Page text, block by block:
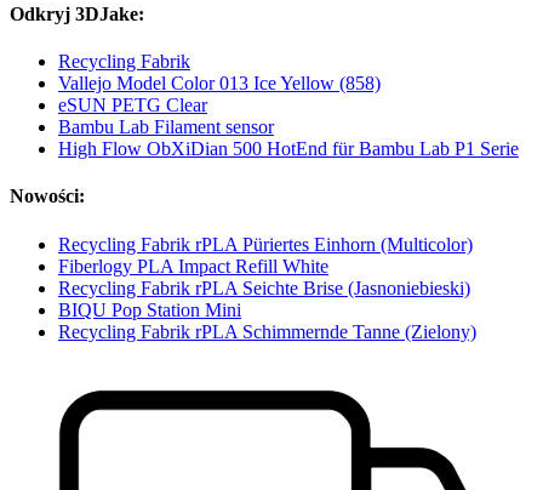
Odkryj 3DJake:
Recycling Fabrik
Vallejo Model Color 013 Ice Yellow (858)
eSUN PETG Clear
Bambu Lab Filament sensor
High Flow ObXiDian 500 HotEnd für Bambu Lab P1 Serie
Nowości:
Recycling Fabrik rPLA Püriertes Einhorn (Multicolor)
Fiberlogy PLA Impact Refill White
Recycling Fabrik rPLA Seichte Brise (Jasnoniebieski)
BIQU Pop Station Mini
Recycling Fabrik rPLA Schimmernde Tanne (Zielony)